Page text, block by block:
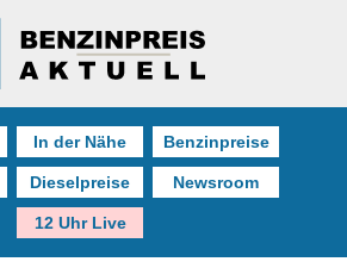
In der Nähe Benzinpreise
Dieselpreise Newsroom
12 Uhr Live